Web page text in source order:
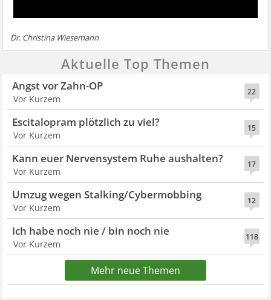
Dr. Christina Wiesemann
Aktuelle Top Themen
22
Angst vor Zahn-OP
Vor Kurzem
15
Escitalopram plötzlich zu viel?
Vor Kurzem
17
Kann euer Nervensystem Ruhe aushalten?
Vor Kurzem
12
Umzug wegen Stalking/Cybermobbing
Vor Kurzem
118
Ich habe noch nie / bin noch nie
Vor Kurzem
Mehr neue Themen